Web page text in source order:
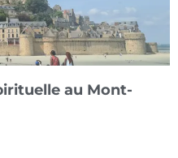
au Mont-